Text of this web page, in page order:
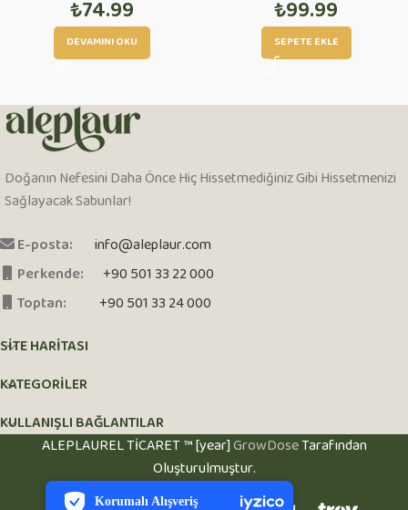
Korumalı Alışveriş
PCI-DSS Ödeme Güvenliği
7/24 Canlı Destek
₺74.99
DEVAMINI OKU
₺99.99
SEPETE EKLE
Doğanın Nefesini Daha Önce Hiç Hissetmediğiniz Gibi Hissetmenizi
Sağlayacak Sabunlar!
E-posta:
info@aleplaur.com
Perkende:
+90 501 33 22 000
Toptan:
+90 501 33 24 000
SITE HARITASI
KATEGORİLER
KULLANIŞLI BAĞLANTILAR
ALEPLAUREL TİCARET ™ [year]GrowDoseTarafından
Oluşturulmuştur.